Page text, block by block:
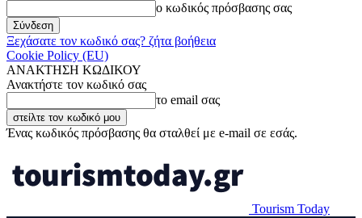
ο κωδικός πρόσβασης σας
Ξεχάσατε τον κωδικό σας? ζήτα βοήθεια
Cookie Policy (EU)
ΑΝΑΚΤΗΣΗ ΚΩΔΙΚΟΥ
Ανακτήστε τον κωδικό σας
το email σας
Ένας κωδικός πρόσβασης θα σταλθεί με e-mail σε εσάς.
Tourism Today